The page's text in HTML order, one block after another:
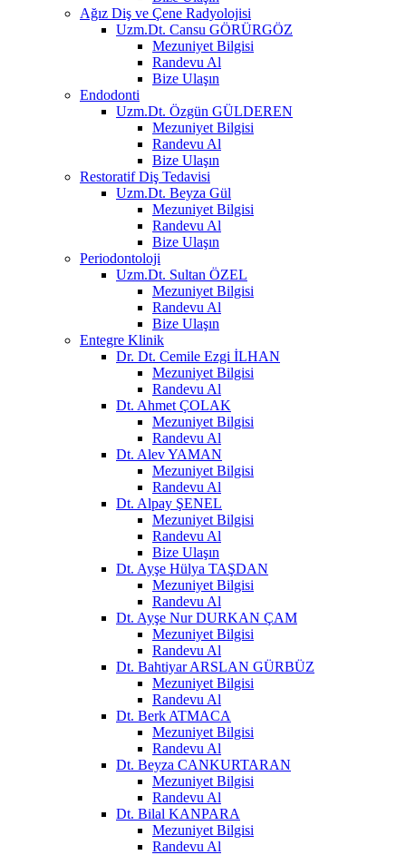
Ağız Diş ve Çene Radyolojisi
Uzm.Dt. Cansu GÖRÜRGÖZ
Mezuniyet Bilgisi
Randevu Al
Bize Ulaşın
Endodonti
Uzm.Dt. Özgün GÜLDEREN
Mezuniyet Bilgisi
Randevu Al
Bize Ulaşın
Restoratif Diş Tedavisi
Uzm.Dt. Beyza Gül
Mezuniyet Bilgisi
Randevu Al
Bize Ulaşın
Periodontoloji
Uzm.Dt. Sultan ÖZEL
Mezuniyet Bilgisi
Randevu Al
Bize Ulaşın
Entegre Klinik
Dr. Dt. Cemile Ezgi İLHAN
Mezuniyet Bilgisi
Randevu Al
Dt. Ahmet ÇOLAK
Mezuniyet Bilgisi
Randevu Al
Dt. Alev YAMAN
Mezuniyet Bilgisi
Randevu Al
Dt. Alpay ŞENEL
Mezuniyet Bilgisi
Randevu Al
Bize Ulaşın
Dt. Ayşe Hülya TAŞDAN
Mezuniyet Bilgisi
Randevu Al
Dt. Ayşe Nur DURKAN ÇAM
Mezuniyet Bilgisi
Randevu Al
Dt. Bahtiyar ARSLAN GÜRBÜZ
Mezuniyet Bilgisi
Randevu Al
Dt. Berk ATMACA
Mezuniyet Bilgisi
Randevu Al
Dt. Beyza CANKURTARAN
Mezuniyet Bilgisi
Randevu Al
Dt. Bilal KANPARA
Mezuniyet Bilgisi
Randevu Al